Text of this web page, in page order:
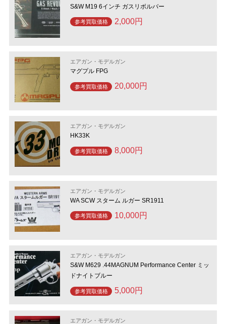
S&W M19 6インチ ガスリボルバー
参考買取価格 2,000円
エアガン・モデルガン
マグプル FPG
参考買取価格 20,000円
エアガン・モデルガン
HK33K
参考買取価格 8,000円
エアガン・モデルガン
WA SCW スターム ルガー SR1911
参考買取価格 10,000円
エアガン・モデルガン
S&W M629 .44MAGNUM Performance Center ミッ
ドナイトブルー
参考買取価格 5,000円
エアガン・モデルガン